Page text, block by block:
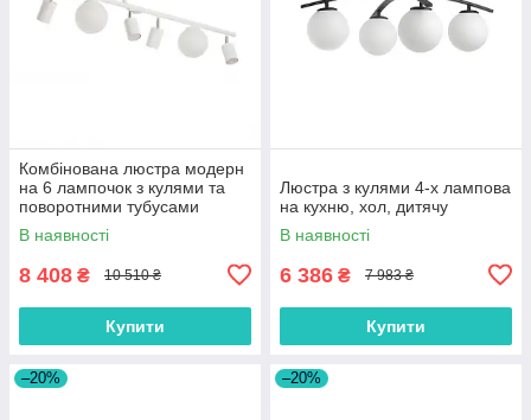
Комбінована люстра модерн
на 6 лампочок з кулями та
поворотними тубусами
В наявності
8 408 ₴ 10 510 ₴
Купити
Люстра з кулями 4-х лампова
на кухню, хол, дитячу
В наявності
6 386 ₴ 7 983 ₴
Купити
–20% –20%